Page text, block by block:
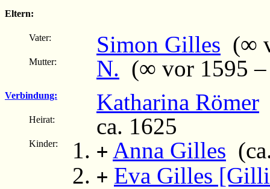
Eltern:
Vater: Simon Gilles (∞
Mutter: N. (∞ vor 1595
Verbindung: Katharina Römer
Heirat: ca. 1625
Kinder: + Anna Gilles
+ Eva Gilles